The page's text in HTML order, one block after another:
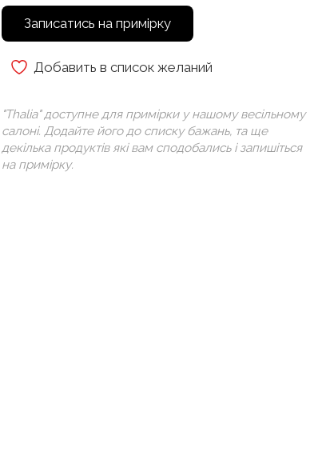
Записатись на примірку
Добавить в список желаний
"Thalia" доступне для примірки у нашому весільному
салоні. Додайте його до списку бажань, та ще
декілька продуктів які вам сподобались і запишіться
на примірку.